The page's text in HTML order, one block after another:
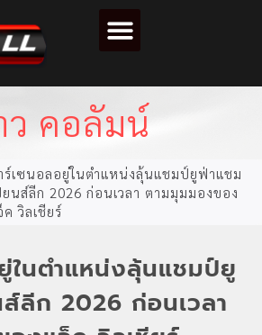
ว คอลัมน์
ร์เซนอลอยู่ในตำแหน่งลุ้นแชมป์ยูฟ่าแชม
ยนส์ลีก 2026 ก่อนเวลา ตามมุมมองของ
ค วิลเชียร์
ในตำแหน่งลุ้นแชมป์ยู
ลีก 2026 ก่อนเวลา